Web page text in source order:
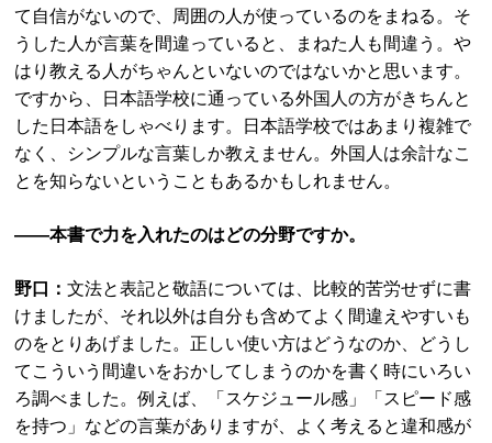
て自信がないので、周囲の人が使っているのをまねる。そ
うした人が言葉を間違っていると、まねた人も間違う。や
はり教える人がちゃんといないのではないかと思います。
ですから、日本語学校に通っている外国人の方がきちんと
した日本語をしゃべります。日本語学校ではあまり複雑で
なく、シンプルな言葉しか教えません。外国人は余計なこ
とを知らないということもあるかもしれません。
――本書で力を入れたのはどの分野ですか。
野口：文法と表記と敬語については、比較的苦労せずに書
けましたが、それ以外は自分も含めてよく間違えやすいも
のをとりあげました。正しい使い方はどうなのか、どうし
てこういう間違いをおかしてしまうのかを書く時にいろい
ろ調べました。例えば、「スケジュール感」「スピード感
を持つ」などの言葉がありますが、よく考えると違和感が